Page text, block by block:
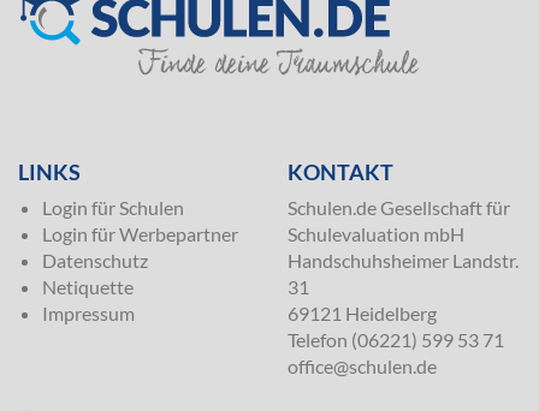
LINKS
Login für Schulen
Login für Werbepartner
Datenschutz
Netiquette
Impressum
KONTAKT
Schulen.de Gesellschaft für
Schulevaluation mbH
Handschuhsheimer Landstr.
31
69121 Heidelberg
Telefon (06221) 599 53 71
office@schulen.de